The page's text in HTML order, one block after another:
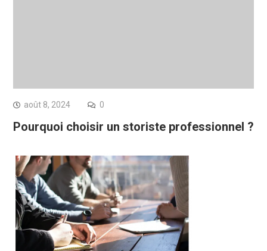
août 8, 2024 0
Pourquoi choisir un storiste professionnel ?